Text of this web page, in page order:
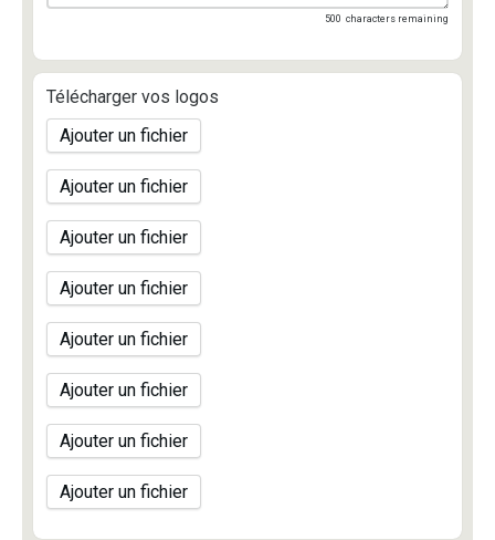
500 characters remaining
Télécharger vos logos
Ajouter un fichier
Ajouter un fichier
Ajouter un fichier
Ajouter un fichier
Ajouter un fichier
Ajouter un fichier
Ajouter un fichier
Ajouter un fichier